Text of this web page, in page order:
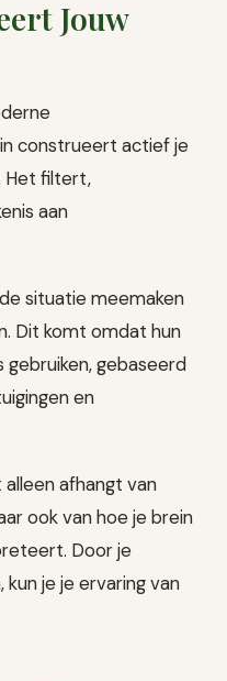
Jouw
construeert actief je
Het filtert,
aan
situatie meemaken
Dit komt omdat hun
gebaseerd
en
afhangt van
ook van hoe je brein
Door je
je je ervaring van